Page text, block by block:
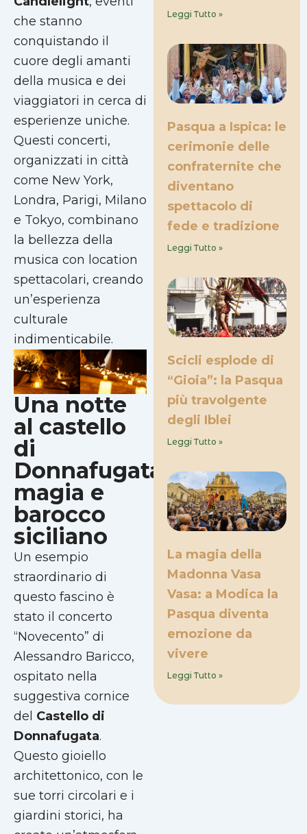
che stanno
conquistando il
cuore degli amanti
della musica e dei
viaggiatori in cerca di
esperienze uniche.
Questi concerti,
organizzati in città
come New York,
Londra, Parigi, Milano
e Tokyo, combinano
la bellezza della
musica con location
spettacolari, creando
un’esperienza
culturale
indimenticabile.
Una notte
al castello
di
Donnafugata:
magia e
barocco
siciliano
Un esempio
straordinario di
questo fascino è
stato il concerto
“Novecento” di
Alessandro Baricco,
ospitato nella
suggestiva cornice
del Castello di
Donnafugata.
Questo gioiello
architettonico, con le
sue torri circolari e i
giardini storici, ha
Leggi Tutto »
Pasqua a Ispica: le
cerimonie delle
confraternite che
diventano
spettacolo di
fede e tradizione
Leggi Tutto »
Scicli esplode di
“Gioia”: la Pasqua
più travolgente
degli Iblei
Leggi Tutto »
La magia della
Madonna Vasa
Vasa: a Modica la
Pasqua diventa
emozione da
vivere
Leggi Tutto »